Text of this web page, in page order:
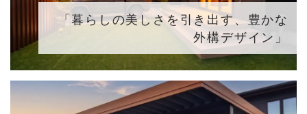
「暮らしの美しさを引き出す、豊かな
外構デザイン」